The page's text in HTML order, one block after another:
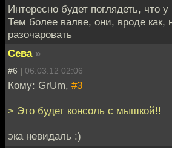
Интересно будет поглядеть, что
Тем более валве, они, вроде как,
разочаровать
Сева »
#6 | 06.03.12 02:06
Кому: GrUm, #3
> Это будет консоль с мышкой!!
эка невидаль :)